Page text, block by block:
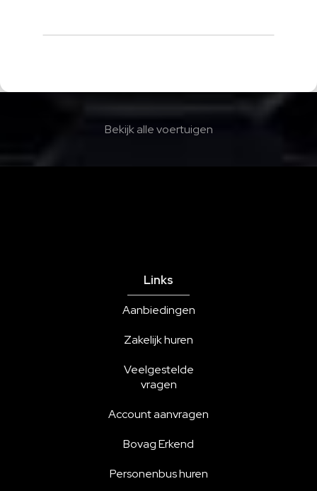
Bekijk alle voertuigen
Links
Aanbiedingen
Zakelijk huren
Veelgestelde
vragen
Account aanvragen
Bovag Erkend
Personenbus huren